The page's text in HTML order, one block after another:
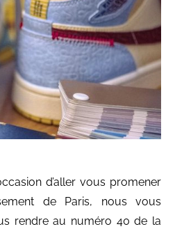
d’aller vous promener
de Paris, nous vous
rendre au numéro 40 de la